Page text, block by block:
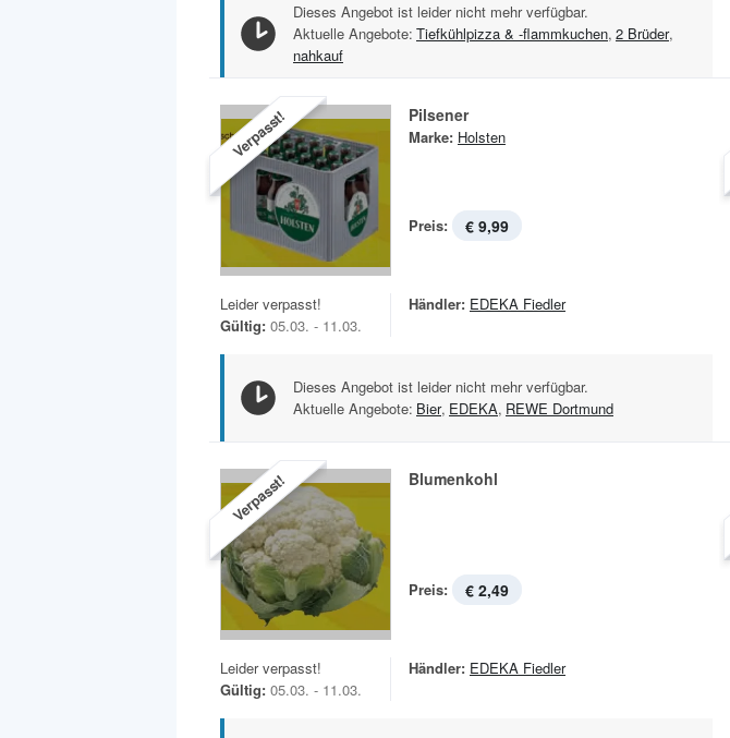
Dieses Angebot ist leider nicht mehr verfügbar.
Aktuelle Angebote: Tiefkühlpizza & -flammkuchen, 2 Brüder,
nahkauf
Verpasst! Pilsener
Marke: Holsten
Preis: € 9,99
Leider verpasst!
Gültig: 05.03. - 11.03.
Händler: EDEKA Fiedler
Dieses Angebot ist leider nicht mehr verfügbar.
Aktuelle Angebote: Bier, EDEKA, REWE Dortmund
Verpasst! Blumenkohl
Preis: € 2,49
Leider verpasst!
Gültig: 05.03. - 11.03.
Händler: EDEKA Fiedler